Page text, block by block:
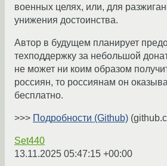
военных целях, или, для
унижения достоинства.
Автор в будущем планирует
техподдержку за небольшой
не может ни коим образом
россиян, то россиянам он
бесплатно.
>>> Подробности (Github)
Set440
13.11.2025 05:47:15 +00:00